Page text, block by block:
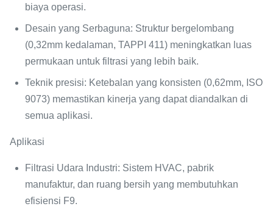
biaya operasi.
Desain yang Serbaguna: Struktur bergelombang
(0,32mm kedalaman, TAPPI 411) meningkatkan luas
permukaan untuk filtrasi yang lebih baik.
Teknik presisi: Ketebalan yang konsisten (0,62mm, ISO
9073) memastikan kinerja yang dapat diandalkan di
semua aplikasi.
Aplikasi
Filtrasi Udara Industri: Sistem HVAC, pabrik
manufaktur, dan ruang bersih yang membutuhkan
efisiensi F9.